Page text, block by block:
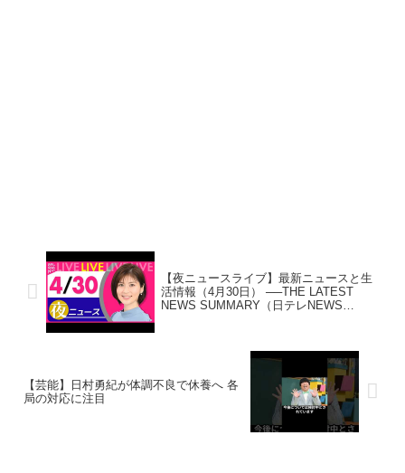
【夜ニュースライブ】最新ニュースと生
活情報（4月30日） ──THE LATEST
NEWS SUMMARY（日テレNEWS
【芸能】日村勇紀が体調不良で休養へ 各
局の対応に注目